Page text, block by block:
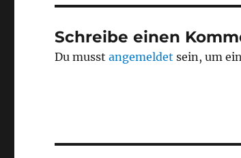
Schreibe einen
Du musstangemeldet sein, um